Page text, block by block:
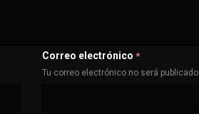
Correo electrónico *
Tu correo electrónico no será publicado